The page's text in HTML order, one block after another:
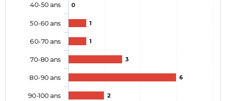
0
1
1
3
6
2
40-50 ans
50-60 ans
60-70 ans
70-80 ans
80-90 ans
90-100 ans